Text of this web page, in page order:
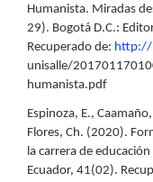
Humanista. Miradas
29). Bogotá D.C.:
Recuperado de: http://
unisalle/
humanista.pdf
Espinoza, E.,
Flores, Ch. (2020).
la carrera de
Ecuador, 41(02).